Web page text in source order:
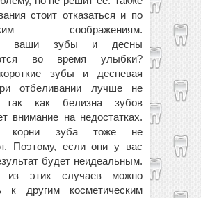
стоит отказаться и по
соображениям.
ваши зубы и десны
во время улыбки?
зубы и десневая
отбеливании лучше не
так как белизна зубов
внимание на недостатках.
корни зуба тоже не
Поэтому, если они у вас
будет неидеальным.
этих случаев можно
к другим косметическим